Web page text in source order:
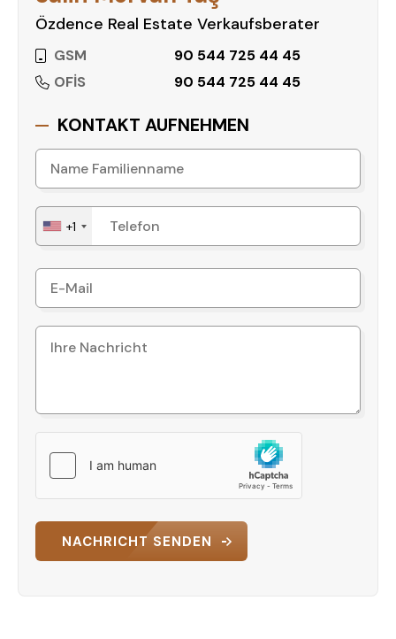
und dienen zur Veranschaulichung.
Özdence Real Estate Verkaufsberater
GSM
90 544 725 44 45
OFİS
90 544 725 44 45
KONTAKT AUFNEHMEN
+1
NACHRICHT SENDEN